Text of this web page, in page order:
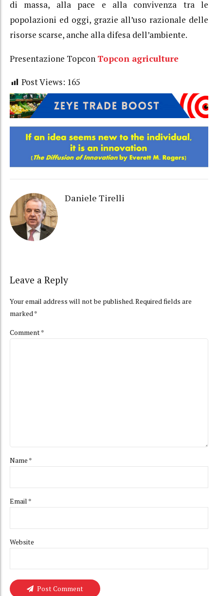
di massa, alla pace e alla convivenza tra le
popolazioni ed oggi, grazie all’uso razionale delle
risorse scarse, anche alla difesa dell’ambiente.
Presentazione Topcon Topcon agriculture
Post Views: 165
Daniele Tirelli
Leave a Reply
Your email address will not be published. Required fields are
marked *
Comment*
Name *
Email *
Website
Post Comment